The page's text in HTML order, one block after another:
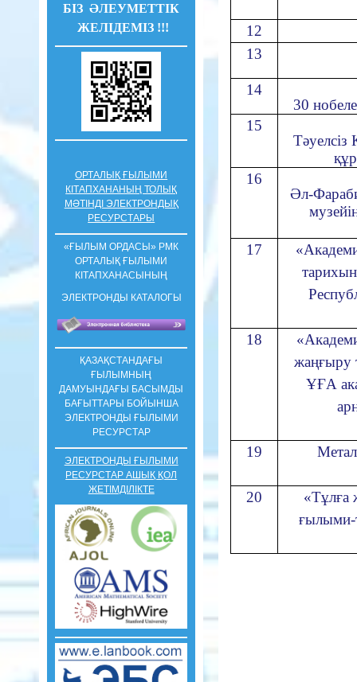
12
13
14
30
15
Тәуелсіз
16
Әл-
17
18
жаңғыру
ҰҒА
19
20
«Тұлға
ғылыми-
БІЗ ӘЛЕУМЕТТІК
ЖЕЛІДЕМІЗ !!!
ОРТАЛЫҚ ҒЫЛЫМИ
КІТАПХАНАНЫҢ ТОЛЫҚ
МӘТІНДІ ЭЛЕКТРОНДЫҚ
РЕСУРСТАРЫ
«ҒЫЛЫМ ОРДАСЫ» РМК
ОРТАЛЫҚ ҒЫЛЫМИ
КIТАПХАНАСЫНЫҢ
ЭЛЕКТРОНДЫ КАТАЛОГЫ
ҚАЗАҚСТАНДАҒЫ
ҒЫЛЫМНЫҢ
ДАМУЫНДАҒЫ БАСЫМДЫ
БАҒЫТТАРЫ БОЙЫНША
ЭЛЕКТРОНДЫ ҒЫЛЫМИ
РЕСУРСТАР
ЭЛЕКТРОНДЫ ҒЫЛЫМИ
РЕСУРСТАР АШЫҚ ҚОЛ
ЖЕТІМДІЛІКТЕ